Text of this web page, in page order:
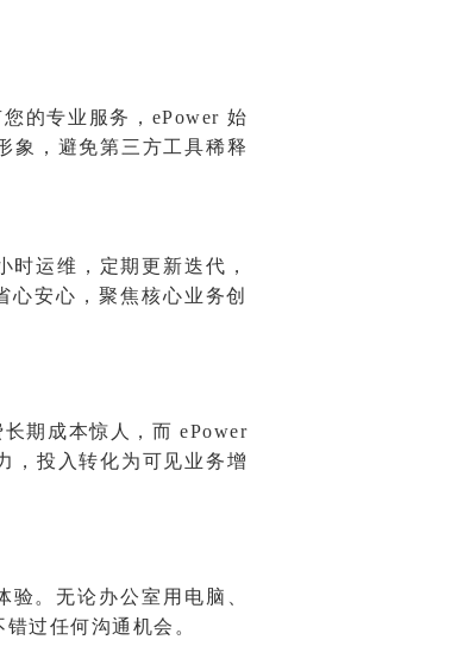
的专业服务，ePower 始
象，避免第三方工具稀释
时运维，定期更新迭代，
安心，聚焦核心业务创
长期成本惊人，而 ePower
，投入转化为可见业务增
验。无论办公室用电脑、
过任何沟通机会。